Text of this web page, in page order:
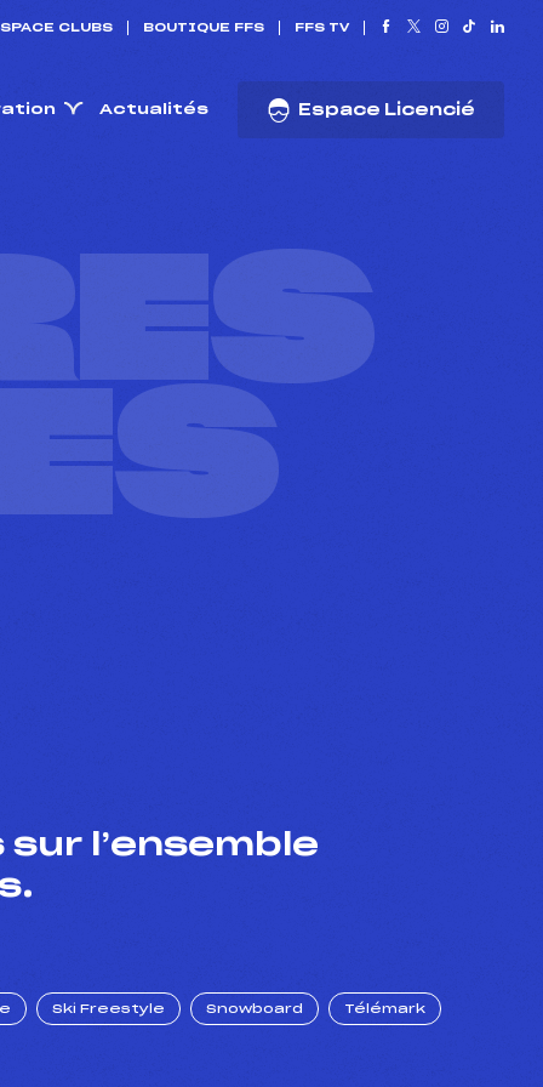
CLUBS BOUTIQUE FFS FFS TV
Actualités Espace Licencié
l’ensemble
Ski Freestyle Snowboard Télémark